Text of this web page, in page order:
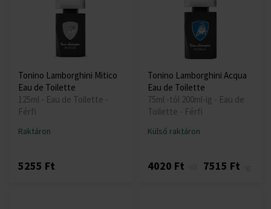
Tonino Lamborghini Mitico
Eau de Toilette
125ml - Eau de Toilette -
Férfi
Raktáron
5255 Ft
Tonino Lamborghini Acqua
Eau de Toilette
75ml -tól 200ml-ig - Eau de
Toilette - Férfi
Külső raktáron
4020 Ft 7515 Ft